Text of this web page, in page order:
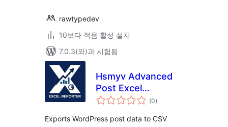
rawtypedev
10보다 적음 활성 설치
7.0.3(와)과 시험됨
Hsmyv Advanced
Post Excel
Reporter
(0전
체
점
)
Exports WordPress post data to CSV